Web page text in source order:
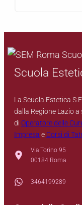
Scuola
La Scuola Estetica
dalla Regione Lazio
di Operatore delle
Impresa e Corsi di
Via Torino 95
00184 Roma
3464199289